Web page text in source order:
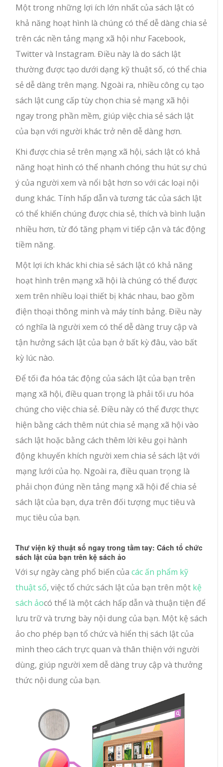
Một trong những lợi ích lớn nhất của sách lật có
khả năng hoạt hình là chúng có thể dễ dàng chia sẻ
trên các nền tảng mạng xã hội như Facebook,
Twitter và Instagram. Điều này là do sách lật
thường được tạo dưới dạng kỹ thuật số, có thể chia
sẻ dễ dàng trên mạng. Ngoài ra, nhiều công cụ tạo
sách lật cung cấp tùy chọn chia sẻ mạng xã hội
ngay trong phần mềm, giúp việc chia sẻ sách lật
của bạn với người khác trở nên dễ dàng hơn.
Khi được chia sẻ trên mạng xã hội, sách lật có khả
năng hoạt hình có thể nhanh chóng thu hút sự chú
ý của người xem và nổi bật hơn so với các loại nội
dung khác. Tính hấp dẫn và tương tác của sách lật
có thể khiến chúng được chia sẻ, thích và bình luận
nhiều hơn, từ đó tăng phạm vi tiếp cận và tác động
tiềm năng.
Một lợi ích khác khi chia sẻ sách lật có khả năng
hoạt hình trên mạng xã hội là chúng có thể được
xem trên nhiều loại thiết bị khác nhau, bao gồm
điện thoại thông minh và máy tính bảng. Điều này
có nghĩa là người xem có thể dễ dàng truy cập và
tận hưởng sách lật của bạn ở bất kỳ đâu, vào bất
kỳ lúc nào.
Để tối đa hóa tác động của sách lật của bạn trên
mạng xã hội, điều quan trọng là phải tối ưu hóa
chúng cho việc chia sẻ. Điều này có thể được thực
hiện bằng cách thêm nút chia sẻ mạng xã hội vào
sách lật hoặc bằng cách thêm lời kêu gọi hành
động khuyến khích người xem chia sẻ sách lật với
mạng lưới của họ. Ngoài ra, điều quan trọng là
phải chọn đúng nền tảng mạng xã hội để chia sẻ
sách lật của bạn, dựa trên đối tượng mục tiêu và
mục tiêu của bạn.
Thư viện kỹ thuật số ngay trong tầm tay: Cách tổ chức
sách lật của bạn trên kệ sách ảo
Với sự ngày càng phổ biến củacác ấn phẩm kỹ
thuật số, việc tổ chức sách lật của bạn trên một kệ
sách ảocó thể là một cách hấp dẫn và thuận tiện để
lưu trữ và trưng bày nội dung của bạn. Một kệ sách
ảo cho phép bạn tổ chức và hiển thị sách lật của
mình theo cách trực quan và thân thiện với người
dùng, giúp người xem dễ dàng truy cập và thưởng
thức nội dung của bạn.